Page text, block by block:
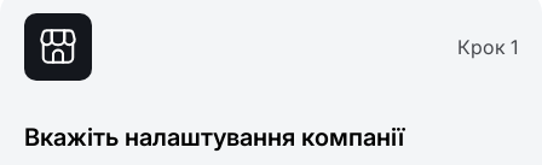
Крок 1
Вкажіть налаштування компанії